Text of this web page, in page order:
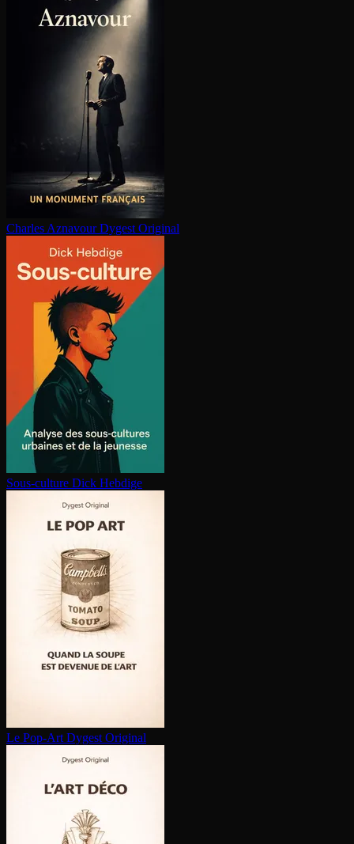
Charles Aznavour Dygest Original
Sous-culture Dick Hebdige
Le Pop-Art Dygest Original